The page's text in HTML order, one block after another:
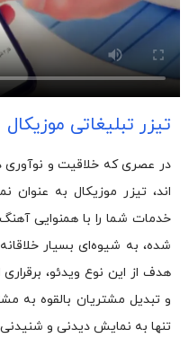
تیزر تبلیغاتی موزیکال
در عصری که خلاقیت و نوآوری
اند، تیزر موزیکال به عنوان
خدمات شما را با همنوایی
شده، به شیوه‌ای بسیار
هدف از این نوع ویدئو،
و تبدیل مشتریان بالقوه به
تنها به نمایش دیدنی و شنیدنی